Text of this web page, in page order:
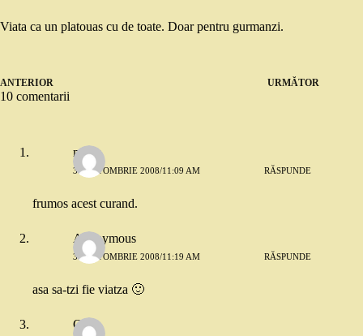
Viata ca un platouas cu de toate. Doar pentru gurmanzi.
ANTERIOR URMĂTOR
10 comentarii
mimo
31 OCTOMBRIE 2008/11:09 AM RĂSPUNDE
frumos acest curand.
Anonymous
31 OCTOMBRIE 2008/11:19 AM RĂSPUNDE
asa sa-tzi fie viatza 🙂
Oana